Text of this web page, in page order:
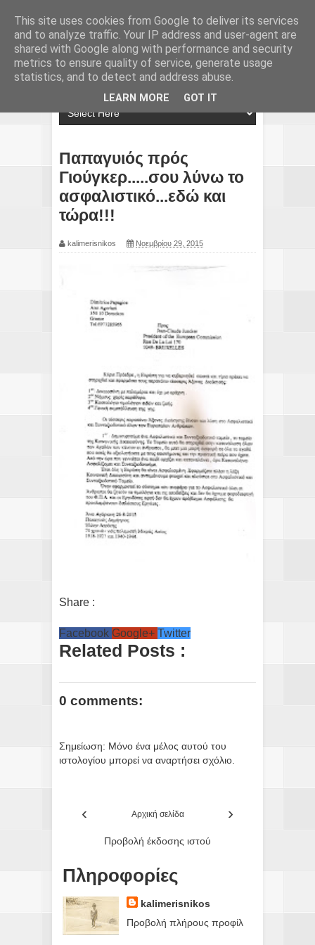
Παπαγυιός πρός
Γιούγκερ.....σου λύνω το
ασφαλιστικό...εδώ και
τώρα!!!
kalimerisnikos Νοεμβρίου 29, 2015
Share :
Facebook Google+ Twitter
Related Posts :
0 comments:
Σημείωση: Μόνο ένα μέλος αυτού του
ιστολογίου μπορεί να αναρτήσει σχόλιο.
‹ ›
Αρχική σελίδα
Προβολή έκδοσης ιστού
Πληροφορίες
kalimerisnikos
Προβολή πλήρους προφίλ
This site uses cookies from Google to deliver its services
and to analyze traffic. Your IP address and user-agent are
shared with Google along with performance and security
metrics to ensure quality of service, generate usage
statistics, and to detect and address abuse.
LEARN MORE GOT IT